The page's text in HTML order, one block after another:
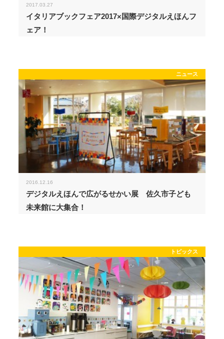
2017.03.27
イタリアブックフェア2017×国際デジタルえほんフ
ェア！
ニュース
2016.12.16
デジタルえほんで広がるせかい展 佐久市子ども
未来館に大集合！
トピックス